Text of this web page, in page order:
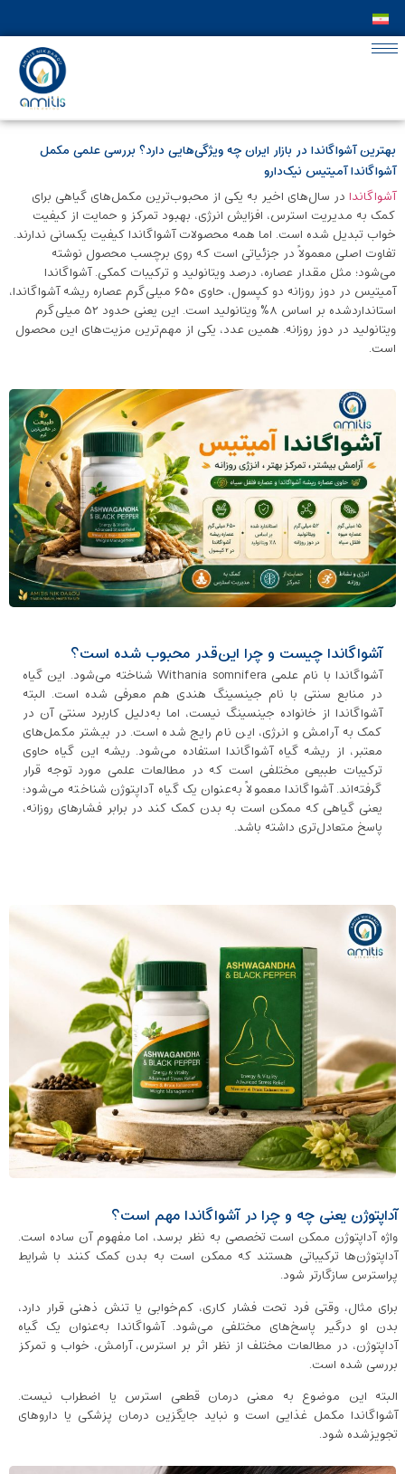
بهترین آشواگاندا در بازار ایران چه ویژگی‌هایی دارد؟ بررسی علمی مکمل
آشواگاندا آمیتیس نیک‌دارو
آشواگاندا در سال‌های اخیر به یکی از محبوب‌ترین مکمل‌های گیاهی برای
کمک به مدیریت استرس، افزایش انرژی، بهبود تمرکز و حمایت از کیفیت
خواب تبدیل شده است. اما همه محصولات آشواگاندا کیفیت یکسانی ندارند.
تفاوت اصلی معمولاً در جزئیاتی است که روی برچسب محصول نوشته
می‌شود؛ مثل مقدار عصاره، درصد ویتانولید و ترکیبات کمکی. آشواگاندا
آمیتیس در دوز روزانه دو کپسول، حاوی ۶۵۰ میلی‌گرم عصاره ریشه آشواگاندا،
استانداردشده بر اساس ۸٪ ویتانولید است. این یعنی حدود ۵۲ میلی‌گرم
ویتانولید در دوز روزانه. همین عدد، یکی از مهم‌ترین مزیت‌های این محصول
است.
آشواگاندا چیست و چرا این‌قدر محبوب شده است؟
آشواگاندا با نام علمی Withania somnifera شناخته می‌شود. این گیاه
در منابع سنتی با نام جینسینگ هندی هم معرفی شده است. البته
آشواگاندا از خانواده جینسینگ نیست، اما به‌دلیل کاربرد سنتی آن در
کمک به آرامش و انرژی، این نام رایج شده است. در بیشتر مکمل‌های
معتبر، از ریشه گیاه آشواگاندا استفاده می‌شود. ریشه این گیاه حاوی
ترکیبات طبیعی مختلفی است که در مطالعات علمی مورد توجه قرار
گرفته‌اند. آشواگاندا معمولاً به‌عنوان یک گیاه آداپتوژن شناخته می‌شود؛
یعنی گیاهی که ممکن است به بدن کمک کند در برابر فشارهای روزانه،
پاسخ متعادل‌تری داشته باشد.
آداپتوژن یعنی چه و چرا در آشواگاندا مهم است؟
واژه آداپتوژن ممکن است تخصصی به نظر برسد، اما مفهوم آن ساده است.
آداپتوژن‌ها ترکیباتی هستند که ممکن است به بدن کمک کنند با شرایط
پراسترس سازگارتر شود.
برای مثال، وقتی فرد تحت فشار کاری، کم‌خوابی یا تنش ذهنی قرار دارد،
بدن او درگیر پاسخ‌های مختلفی می‌شود. آشواگاندا به‌عنوان یک گیاه
آداپتوژن، در مطالعات مختلف از نظر اثر بر استرس، آرامش، خواب و تمرکز
بررسی شده است.
البته این موضوع به معنی درمان قطعی استرس یا اضطراب نیست.
آشواگاندا مکمل غذایی است و نباید جایگزین درمان پزشکی یا داروهای
تجویزشده شود.